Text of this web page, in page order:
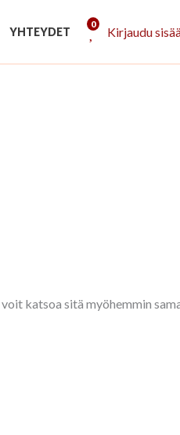
YHTEYDET
0
Kirjaudu
katsoa sitä myöhemmin